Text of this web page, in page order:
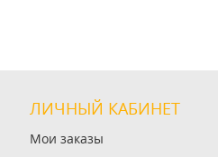
ЛИЧНЫЙ КАБИНЕТ
Мои заказы